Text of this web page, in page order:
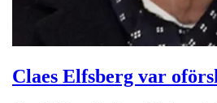
Claes Elfsberg var